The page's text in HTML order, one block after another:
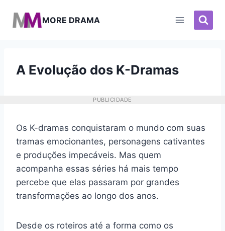
para
MORE DRAMA
A Evolução dos K-Dramas
PUBLICIDADE
Os K-dramas conquistaram o mundo com suas
tramas emocionantes, personagens cativantes
e produções impecáveis. Mas quem
acompanha essas séries há mais tempo
percebe que elas passaram por grandes
transformações ao longo dos anos.
Desde os roteiros até a forma como os